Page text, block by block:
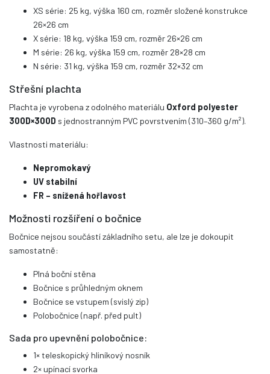
XS série: 25 kg, výška 160 cm, rozměr složené konstrukce
26×26 cm
X série: 18 kg, výška 159 cm, rozměr 26×26 cm
M série: 26 kg, výška 159 cm, rozměr 28×28 cm
N série: 31 kg, výška 159 cm, rozměr 32×32 cm
Střešní plachta
Plachta je vyrobena z odolného materiálu Oxford polyester
300D×300D s jednostranným PVC povrstvením (310–360 g/m²).
Vlastnosti materiálu:
Nepromokavý
UV stabilní
FR – snížená hořlavost
Možnosti rozšíření o bočnice
Bočnice nejsou součástí základního setu, ale lze je dokoupit
samostatně:
Plná boční stěna
Bočnice s průhledným oknem
Bočnice se vstupem (svislý zip)
Polobočnice (např. před pult)
Sada pro upevnění polobočnice:
1× teleskopický hliníkový nosník
2× upínací svorka